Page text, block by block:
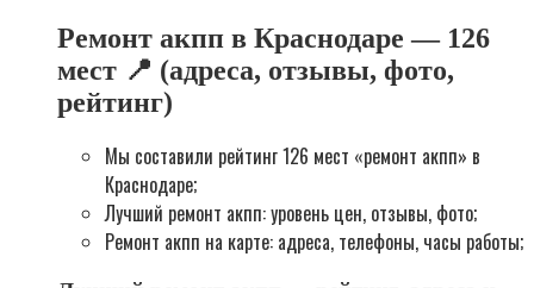
Ремонт акпп в Краснодаре — 126
мест 📍 (адреса, отзывы, фото,
рейтинг)
Мы составили рейтинг 126 мест «ремонт акпп» в
Краснодаре;
Лучший ремонт акпп: уровень цен, отзывы, фото;
Ремонт акпп на карте: адреса, телефоны, часы работы;